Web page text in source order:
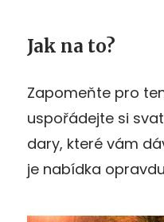
Jak na to?
Zapomeňte pro
uspořádejte si
dary, které vám
je nabídka